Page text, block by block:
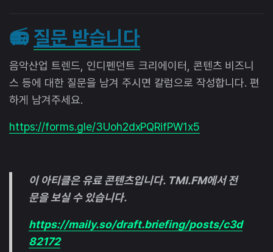
📻 질문 받습니다
음악산업 트렌드, 인디펜던트 크리에이터, 콘텐츠 비즈니
스 등에 대한 질문을 남겨 주시면 칼럼으로 작성합니다. 편
하게 남겨주세요.
https://forms.gle/3Uoh2dxPQRifPW1x5
이 아티클은 유료 콘텐츠입니다. TMI.FM에서 전
문을 보실 수 있습니다.
https://maily.so/draft.briefing/posts/c3d
82172